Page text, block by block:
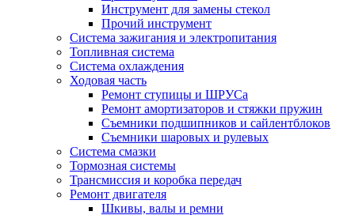
Инструмент для замены стекол
Прочий инструмент
Система зажигания и электропитания
Топливная система
Система охлаждения
Ходовая часть
Ремонт ступицы и ШРУСа
Ремонт амортизаторов и стяжки пружин
Съемники подшипников и сайлентблоков
Съемники шаровых и рулевых
Система смазки
Тормозная системы
Трансмиссия и коробка передач
Ремонт двигателя
Шкивы, валы и ремни